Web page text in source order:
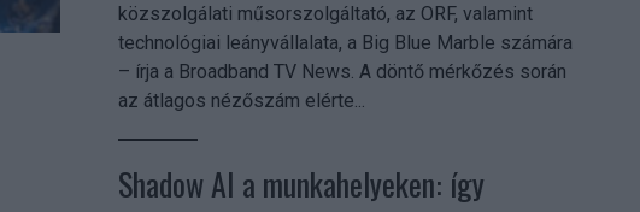
közszolgálati műsorszolgáltató, az ORF, valamint
technológiai leányvállalata, a Big Blue Marble számára
– írja a Broadband TV News. A döntő mérkőzés során
az átlagos nézőszám elérte...
Shadow AI a munkahelyeken: így